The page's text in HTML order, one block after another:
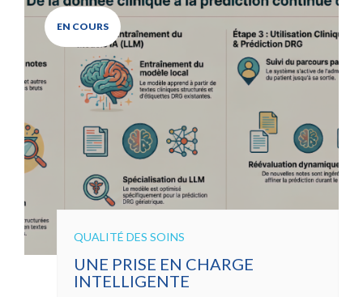
EN COURS
QUALITÉ DES SOINS
UNE PRISE EN CHARGE
INTELLIGENTE